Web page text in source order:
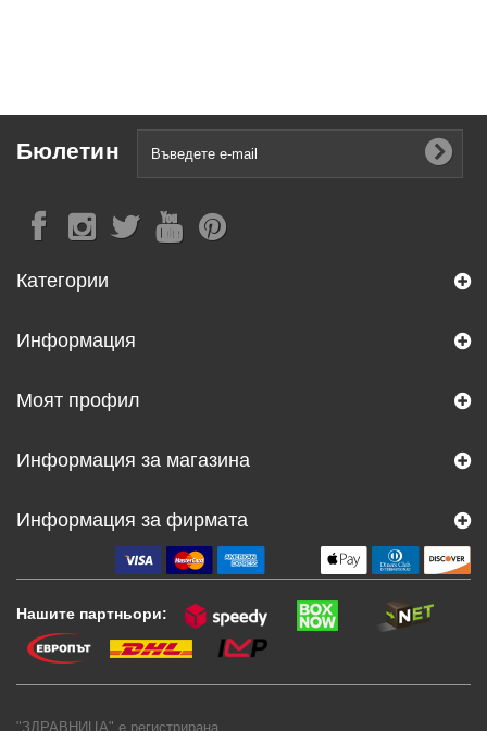
Бюлетин
Категории
Информация
Моят профил
Информация за магазина
Информация за фирмата
Нашите партньори:
"ЗДРАВНИЦА" е регистрирана